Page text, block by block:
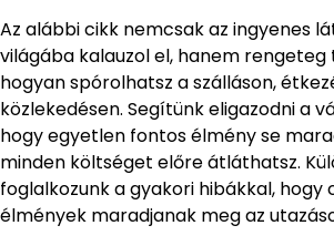
Az alábbi cikk nemcsak az ingyenes
világába kalauzol el, hanem
hogyan spórolhatsz a szálláson,
közlekedésen. Segítünk eligazodni a
hogy egyetlen fontos élmény se
minden költséget előre átláthatsz.
foglalkozunk a gyakori hibákkal, hogy
élmények maradjanak meg az